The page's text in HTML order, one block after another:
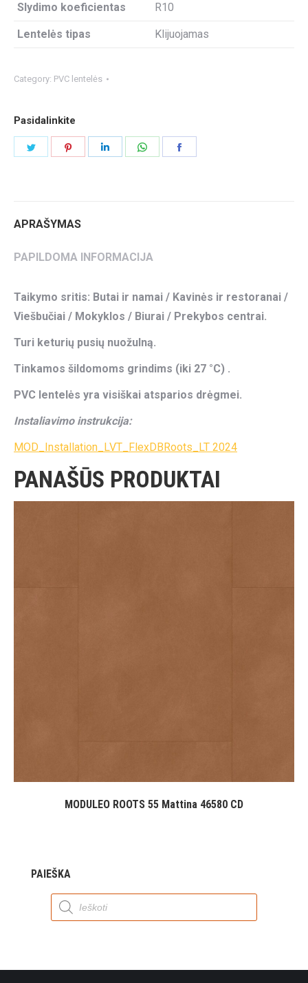
Slydimo koeficientas R10
Lentelės tipas Klijuojamas
Category: PVC lentelės
Pasidalinkite
APRAŠYMAS
PAPILDOMA INFORMACIJA
Taikymo sritis: Butai ir namai / Kavinės ir restoranai /
Viešbučiai / Mokyklos / Biurai / Prekybos centrai.
Turi keturių pusių nuožulną.
Tinkamos šildomoms grindims (iki 27 °C) .
PVC lentelės yra visiškai atsparios drėgmei.
Instaliavimo instrukcija:
MOD_Installation_LVT_FlexDBRoots_LT 2024
PANAŠŪS PRODUKTAI
MODULEO ROOTS 55 Mattina 46580 CD
PAIEŠKA
Products
search